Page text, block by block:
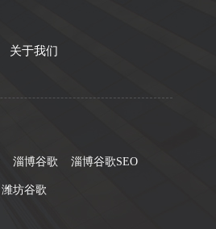
关于我们
淄博谷歌 淄博谷歌SEO
潍坊谷歌